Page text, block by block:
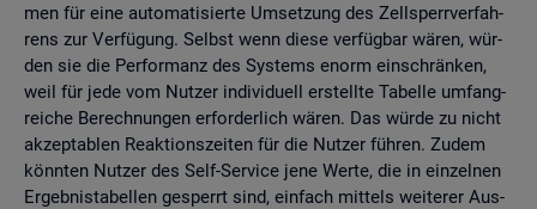
men für eine au­to­ma­ti­sier­te Um­set­zung des Zell­sperr­ver­fah­
rens zur Ver­fü­gung. Selbst wenn diese ver­füg­bar wären, wür­
den sie die Per­for­manz des Sys­tems enorm ein­schrän­ken,
weil für jede vom Nut­zer in­di­vi­du­ell er­stell­te Ta­bel­le um­fang­
rei­che Be­rech­nun­gen er­for­der­lich wären. Das würde zu nicht
ak­zep­ta­blen Re­ak­ti­ons­zei­ten für die Nut­zer füh­ren. Zudem
könn­ten Nut­zer des Self-Ser­vice jene Werte, die in ein­zel­nen
Er­geb­nis­ta­bel­len ge­sperrt sind, ein­fach mit­tels wei­te­rer Aus­